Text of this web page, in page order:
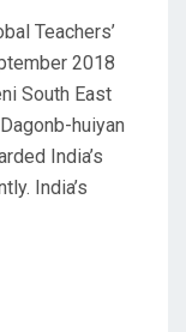
Teachers’
2018
South East
huiyan
India’s
India’s